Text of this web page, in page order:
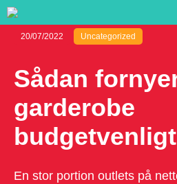
20/07/2022 Uncategorized
Sådan
garderobe
budgetvenligt
En stor portion outlets på